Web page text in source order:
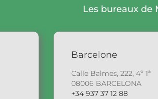
Les bureaux de
Barcelone
Calle Balmes, 222, 4º 1ª
08006 BARCELONA
+34 937 37 12 88